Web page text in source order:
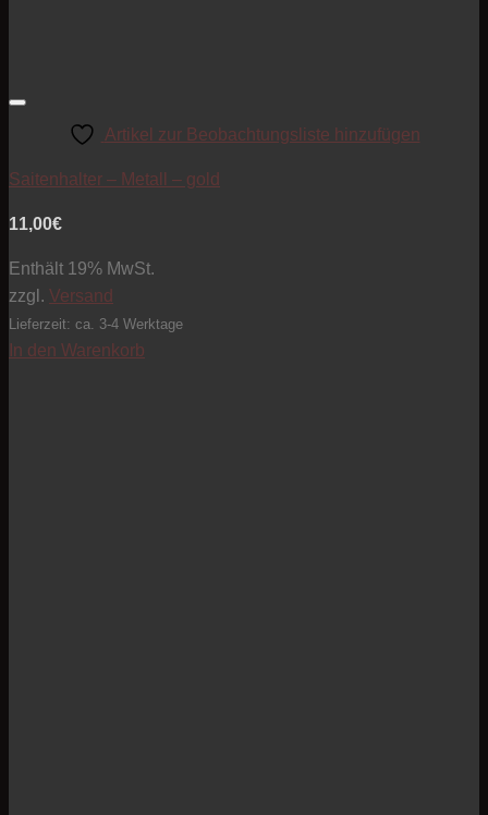
Artikel zur Beobachtungsliste hinzufügen
Saitenhalter – Metall – gold
11,00€
Enthält 19% MwSt.
zzgl. Versand
Lieferzeit: ca. 3-4 Werktage
In den Warenkorb